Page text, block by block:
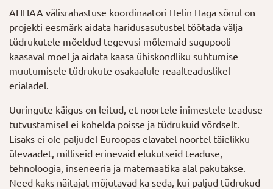
AHHAA välisrahastuse koordinaatori Helin Haga sõnul on
projekti eesmärk aidata haridusasutustel töötada välja
tüdrukutele mõeldud tegevusi mõlemaid sugupooli
kaasaval moel ja aidata kaasa ühiskondliku suhtumise
muutumisele tüdrukute osakaalule reaalteaduslikel
erialadel.
Uuringute käigus on leitud, et noortele inimestele teaduse
tutvustamisel ei kohelda poisse ja tüdrukuid võrdselt.
Lisaks ei ole paljudel Euroopas elavatel noortel täielikku
ülevaadet, milliseid erinevaid elukutseid teaduse,
tehnoloogia, inseneeria ja matemaatika alal pakutakse.
Need kaks näitajat mõjutavad ka seda, kui paljud tüdrukud